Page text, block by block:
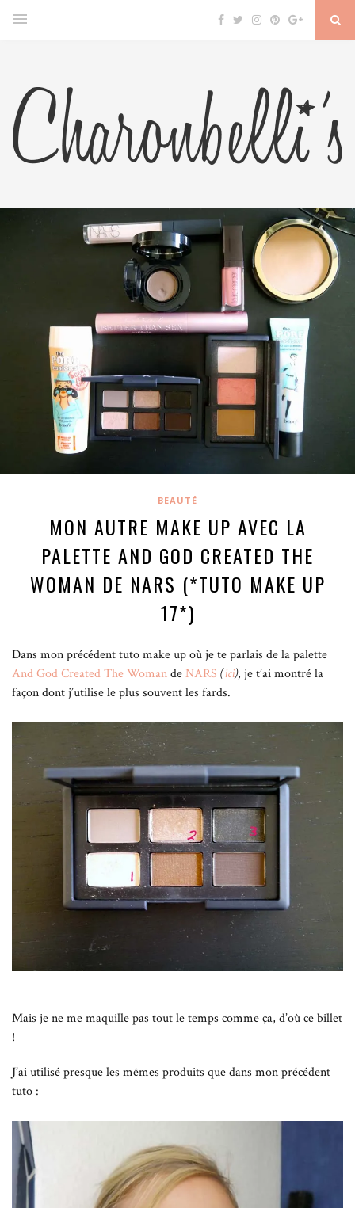
BEAUTÉ
MON AUTRE MAKE UP AVEC LA
PALETTE AND GOD CREATED THE
WOMAN DE NARS (*TUTO MAKE UP
17*)
Dans mon précédent tuto make up où je te parlais de la palette
And God Created The WomandeNARS (ici), je t’ai montré la
façon dont j’utilise le plus souvent les fards.
Mais je ne me maquille pas tout le temps comme ça, d’où ce billet
!
J’ai utilisé presque les mêmes produits que dans mon précédent
tuto :